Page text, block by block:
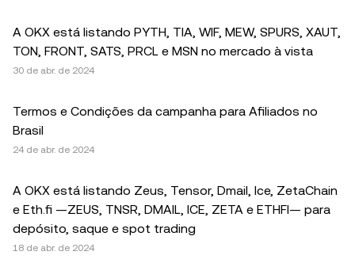
A OKX está listando PYTH, TIA, WIF, MEW, SPURS, XAUT,
TON, FRONT, SATS, PRCL e MSN no mercado à vista
30 de abr. de 2024
Termos e Condições da campanha para Afiliados no
Brasil
24 de abr. de 2024
A OKX está listando Zeus, Tensor, Dmail, Ice, ZetaChain
e Eth.fi —ZEUS, TNSR, DMAIL, ICE, ZETA e ETHFI— para
depósito, saque e spot trading
18 de abr. de 2024